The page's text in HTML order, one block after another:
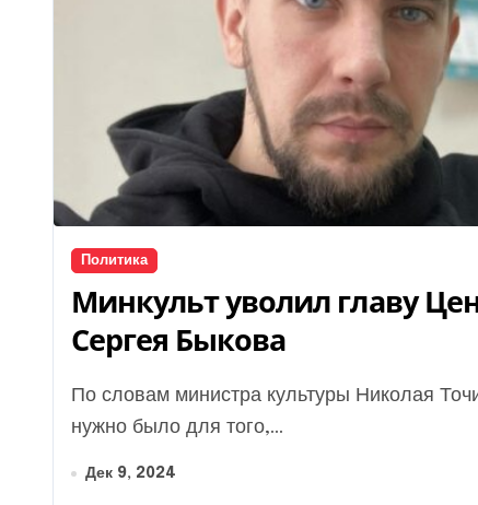
Политика
Минкульт уволил главу
Сергея Быкова
По словам министра культуры Николая Точицкого, назначение Сергея Быкова на должность
нужно было для того,...
Дек 9, 2024